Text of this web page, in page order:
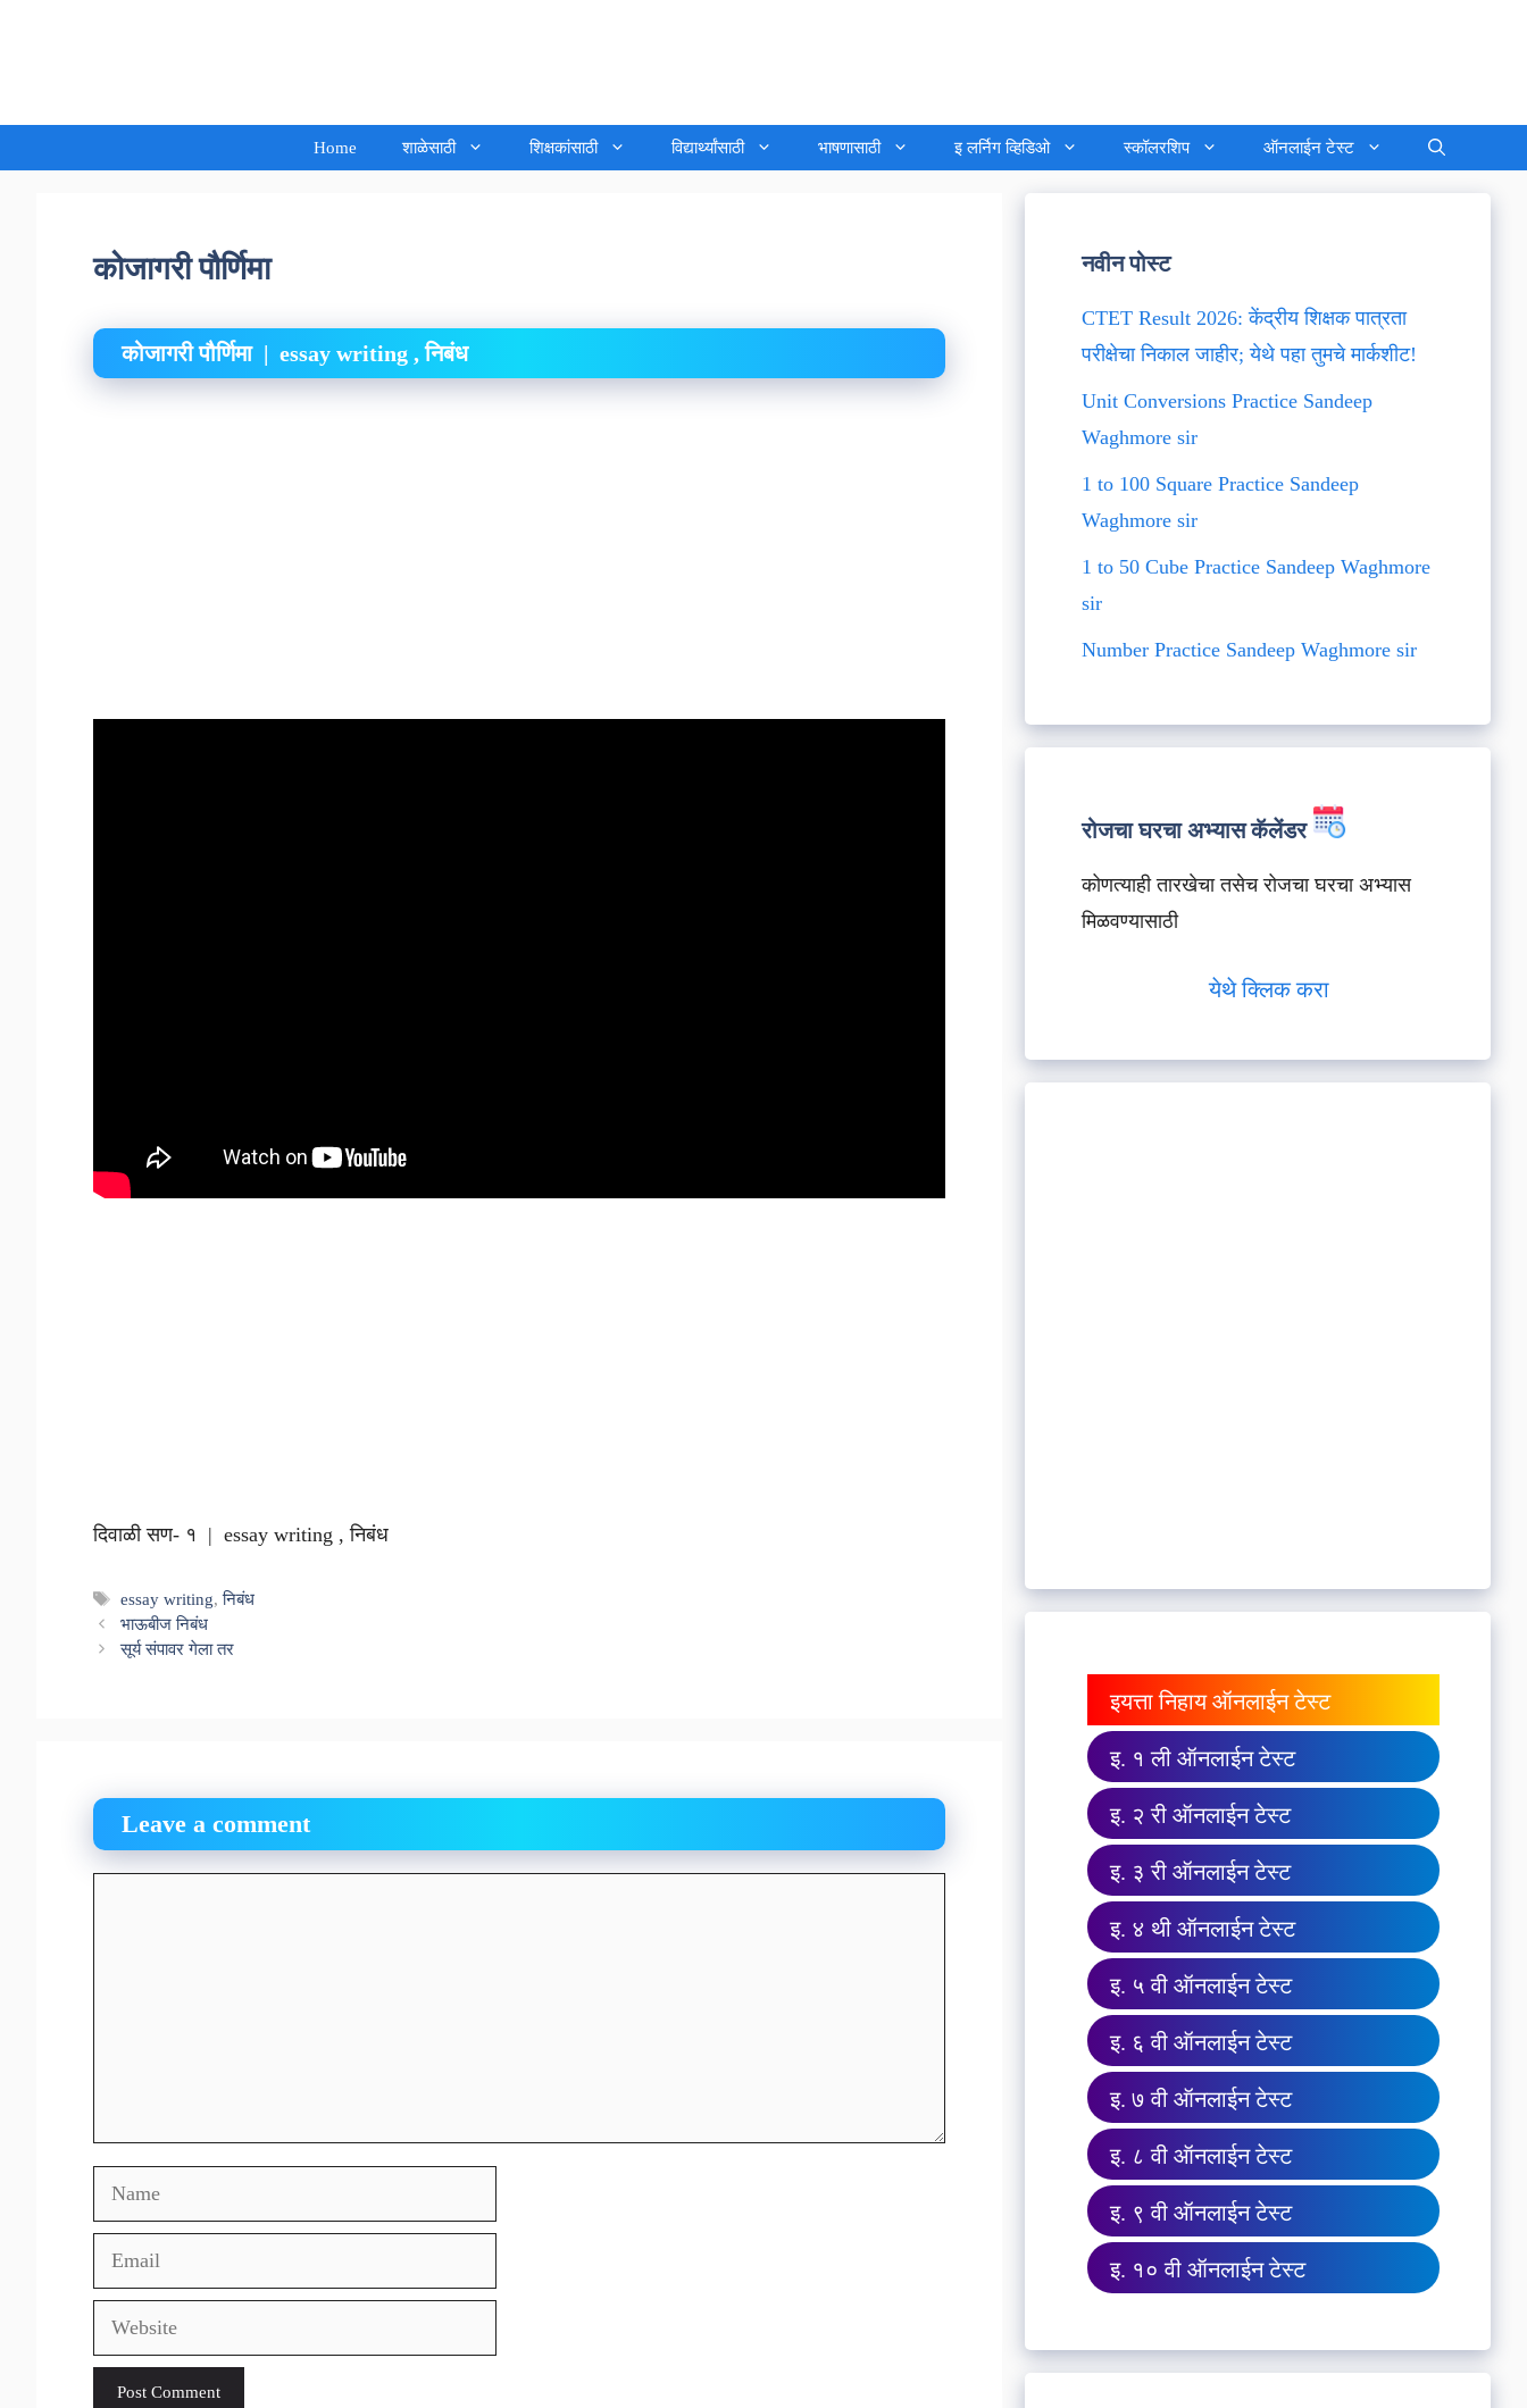
Home शाळेसाठी शिक्षकांसाठी विद्यार्थ्यांसाठी भाषणासाठी इ लर्निग व्हिडिओ स्कॉलरशिप ऑनलाईन टेस्ट
कोजागरी पौर्णिमा
कोजागरी पौर्णिमा | essay writing , निबंध
दिवाळी सण- १ | essay writing , निबंध
Tags
essay writing,निबंध
भाऊबीज निबंध
सूर्य संपावर गेला तर
Leave a comment
Name
Email
Website
नवीन पोस्ट
CTET Result 2026: केंद्रीय शिक्षक पात्रता
परीक्षेचा निकाल जाहीर; येथे पहा तुमचे मार्कशीट!
Unit Conversions Practice Sandeep
Waghmore sir
1 to 100 Square Practice Sandeep
Waghmore sir
1 to 50 Cube Practice Sandeep Waghmore
sir
Number Practice Sandeep Waghmore sir
रोजचा घरचा अभ्यास कॅलेंडर
कोणत्याही तारखेचा तसेच रोजचा घरचा अभ्यास
मिळवण्यासाठी
येथे क्लिक करा
इयत्ता निहाय ऑनलाईन टेस्ट
इ. १ ली ऑनलाईन टेस्ट
इ. २ री ऑनलाईन टेस्ट
इ. ३ री ऑनलाईन टेस्ट
इ. ४ थी ऑनलाईन टेस्ट
इ. ५ वी ऑनलाईन टेस्ट
इ. ६ वी ऑनलाईन टेस्ट
इ. ७ वी ऑनलाईन टेस्ट
इ. ८ वी ऑनलाईन टेस्ट
इ. ९ वी ऑनलाईन टेस्ट
इ. १० वी ऑनलाईन टेस्ट